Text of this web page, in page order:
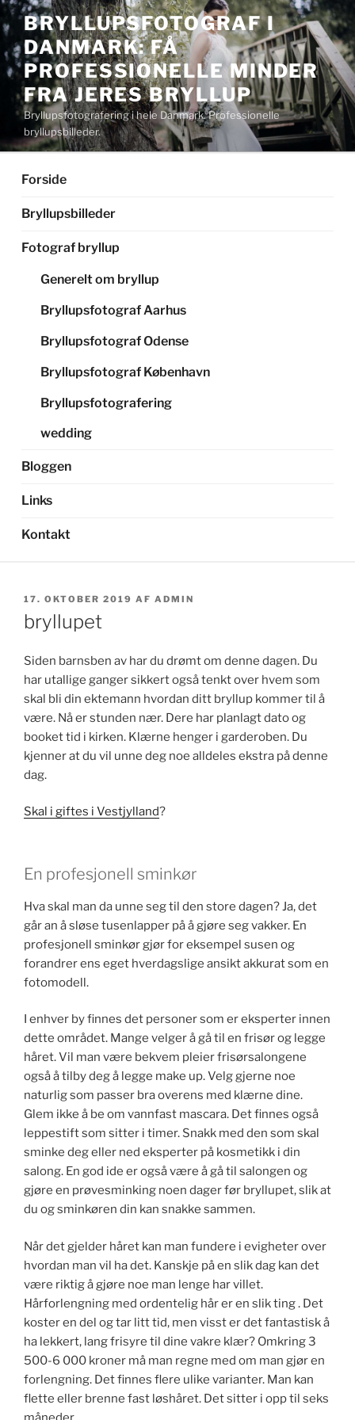
Videre
til
indhold
BRYLLUPSFOTOGRAF I
DANMARK: FÅ
PROFESSIONELLE MINDER
FRA JERES BRYLLUP
Bryllupsfotografering i hele Danmark. Professionelle
bryllupsbilleder.
Forside
Bryllupsbilleder
Fotograf bryllup
Generelt om bryllup
Bryllupsfotograf Aarhus
Bryllupsfotograf Odense
Bryllupsfotograf København
Bryllupsfotografering
wedding
Bloggen
Links
Kontakt
UDGIVET
DEN
17. OKTOBER 2019 AF ADMIN
bryllupet
Siden barnsben av har du drømt om denne dagen. Du
har utallige ganger sikkert også tenkt over hvem som
skal bli din ektemann hvordan ditt bryllup kommer til å
være. Nå er stunden nær. Dere har planlagt dato og
booket tid i kirken. Klærne henger i garderoben. Du
kjenner at du vil unne deg noe alldeles ekstra på denne
dag.
Skal i giftes i Vestjylland?
En profesjonell sminkør
Hva skal man da unne seg til den store dagen? Ja, det
går an å sløse tusenlapper på å gjøre seg vakker. En
profesjonell sminkør gjør for eksempel susen og
forandrer ens eget hverdagslige ansikt akkurat som en
fotomodell.
I enhver by finnes det personer som er eksperter innen
dette området. Mange velger å gå til en frisør og legge
håret. Vil man være bekvem pleier frisørsalongene
også å tilby deg å legge make up. Velg gjerne noe
naturlig som passer bra overens med klærne dine.
Glem ikke å be om vannfast mascara. Det finnes også
leppestift som sitter i timer. Snakk med den som skal
sminke deg eller ned eksperter på kosmetikk i din
salong. En god ide er også være å gå til salongen og
gjøre en prøvesminking noen dager før bryllupet, slik at
du og sminkøren din kan snakke sammen.
Når det gjelder håret kan man fundere i evigheter over
hvordan man vil ha det. Kanskje på en slik dag kan det
være riktig å gjøre noe man lenge har villet.
Hårforlengning med ordentelig hår er en slik ting . Det
koster en del og tar litt tid, men visst er det fantastisk å
ha lekkert, lang frisyre til dine vakre klær? Omkring 3
500-6 000 kroner må man regne med om man gjør en
forlengning. Det finnes flere ulike varianter. Man kan
flette eller brenne fast løshåret. Det sitter i opp til seks